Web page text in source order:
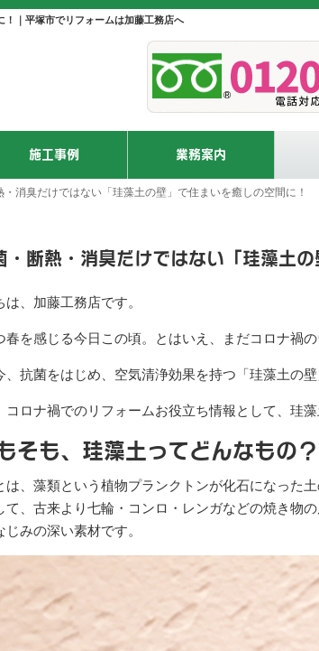
｜平塚市でリフォームは加藤工務店へ
施工事例 業務案内
・消臭だけではない「珪藻土の壁」で住まいを癒しの空間に！
・断熱・消臭だけではない「珪藻土
は、加藤工務店です。
春を感じる今日この頃。とはいえ、まだコロナ禍
、抗菌をはじめ、空気清浄効果を持つ「珪藻土の壁
コロナ禍でのリフォームお役立ち情報として、珪
そも、珪藻土ってどんなもの？
は、藻類という植物プランクトンが化石になった
て、古来より七輪・コンロ・レンガなどの焼き物
じみの深い素材です。